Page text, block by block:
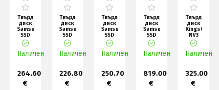
Твърд
диск
Samsung
SSD
990
PRO
1TB
4
Наличен
264.60
€
Твърд
диск
Samsung
SSD
990
EVO
Plus
4.0 N
Наличен
226.80
€
Твърд
диск
Samsung
SSD
990
PRO
1TB
NVMe
2
Наличен
250.70
€
Твърд
диск
Samsung
SSD
870
EVO
2TB
SATA,
Наличен
819.00
€
Твърд
диск
Kingston
NV3
2TB
Gen 4
Наличен
325.00
€